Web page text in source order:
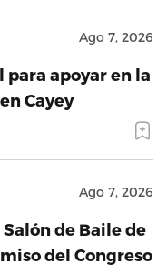
Ago 7, 2026
para apoyar en la
Cayey
Ago 7, 2026
de Baile de
del Congreso